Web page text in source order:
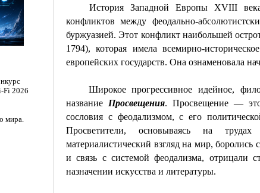
Fi 2026
мира.
История Западной Европы XVIII
конфликтов между феодально-
буржуазией. Этот конфликт наибольшей
1794), которая имела всемирно-
европейских государств. Она ознаменовала
Широкое прогрессивное идейное,
названиеПросвещения. Просвещение — это
сословия с феодализмом, с его
Просветители, основываясь на
материалистический взгляд на мир,
и связь с системой феодализма, отрицали
назначении искусства и литературы.